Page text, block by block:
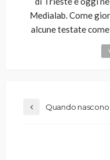
Medialab. Come
alcune testate
Quando nascono